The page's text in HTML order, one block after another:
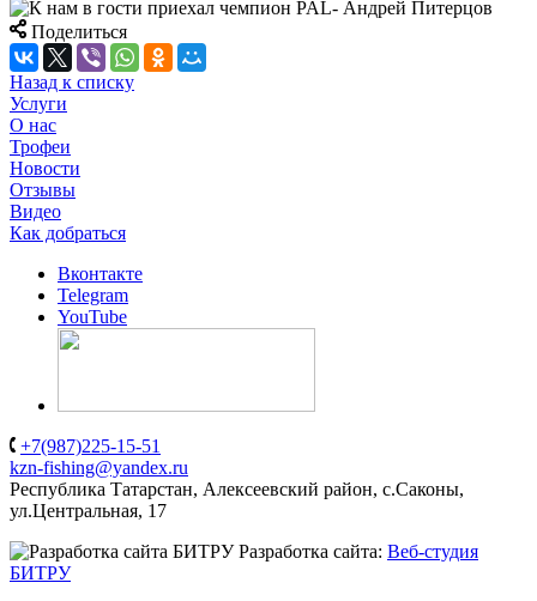
Поделиться
Назад к списку
Услуги
О нас
Трофеи
Новости
Отзывы
Видео
Как добраться
Вконтакте
Telegram
YouTube
+7(987)225-15-51
kzn-fishing@yandex.ru
Республика Татарстан, Алексеевский район, с.Саконы,
ул.Центральная, 17
Разработка сайта: Веб-студия
БИТРУ